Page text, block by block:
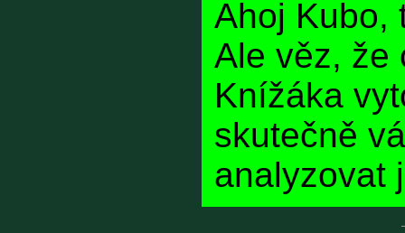
Ahoj Kubo,
Ale věz, že
Knížáka
skutečně
analyzovat